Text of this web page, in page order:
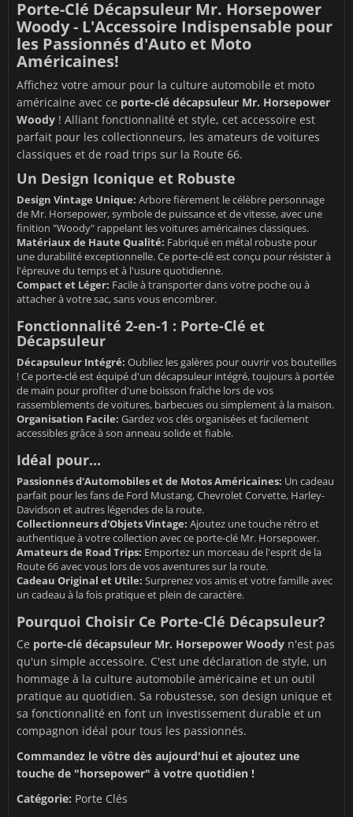
Porte-Clé Décapsuleur Mr. Horsepower
Woody - L'Accessoire Indispensable pour
les Passionnés d'Auto et Moto
Américaines!
Affichez votre amour pour la culture automobile et moto
américaine avec ce porte-clé décapsuleur Mr. Horsepower
Woody ! Alliant fonctionnalité et style, cet accessoire est
parfait pour les collectionneurs, les amateurs de voitures
classiques et de road trips sur la Route 66.
Un Design Iconique et Robuste
Design Vintage Unique: Arbore fièrement le célèbre personnage
de Mr. Horsepower, symbole de puissance et de vitesse, avec une
finition "Woody" rappelant les voitures américaines classiques.
Matériaux de Haute Qualité: Fabriqué en métal robuste pour
une durabilité exceptionnelle. Ce porte-clé est conçu pour résister à
l'épreuve du temps et à l'usure quotidienne.
Compact et Léger: Facile à transporter dans votre poche ou à
attacher à votre sac, sans vous encombrer.
Fonctionnalité 2-en-1 : Porte-Clé et
Décapsuleur
Décapsuleur Intégré: Oubliez les galères pour ouvrir vos bouteilles
! Ce porte-clé est équipé d'un décapsuleur intégré, toujours à portée
de main pour profiter d'une boisson fraîche lors de vos
rassemblements de voitures, barbecues ou simplement à la maison.
Organisation Facile: Gardez vos clés organisées et facilement
accessibles grâce à son anneau solide et fiable.
Idéal pour...
Passionnés d'Automobiles et de Motos Américaines: Un cadeau
parfait pour les fans de Ford Mustang, Chevrolet Corvette, Harley-
Davidson et autres légendes de la route.
Collectionneurs d'Objets Vintage: Ajoutez une touche rétro et
authentique à votre collection avec ce porte-clé Mr. Horsepower.
Amateurs de Road Trips: Emportez un morceau de l'esprit de la
Route 66 avec vous lors de vos aventures sur la route.
Cadeau Original et Utile: Surprenez vos amis et votre famille avec
un cadeau à la fois pratique et plein de caractère.
Pourquoi Choisir Ce Porte-Clé Décapsuleur?
Ce porte-clé décapsuleur Mr. Horsepower Woody n'est pas
qu'un simple accessoire. C'est une déclaration de style, un
hommage à la culture automobile américaine et un outil
pratique au quotidien. Sa robustesse, son design unique et
sa fonctionnalité en font un investissement durable et un
compagnon idéal pour tous les passionnés.
Commandez le vôtre dès aujourd'hui et ajoutez une
touche de "horsepower" à votre quotidien !
Catégorie: Porte Clés